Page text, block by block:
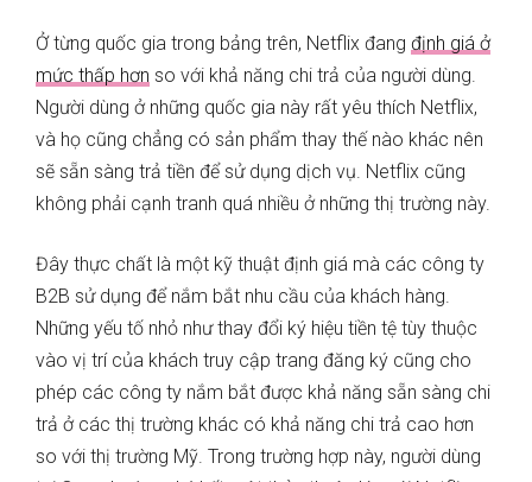
Ở từng quốc gia trong bảng trên, Netflix đang định giá ở
mức thấp hơn so với khả năng chi trả của người dùng.
Người dùng ở những quốc gia này rất yêu thích Netflix,
và họ cũng chẳng có sản phẩm thay thế nào khác nên
sẽ sẵn sàng trả tiền để sử dụng dịch vụ. Netflix cũng
không phải cạnh tranh quá nhiều ở những thị trường này.
Đây thực chất là một kỹ thuật định giá mà các công ty
B2B sử dụng để nắm bắt nhu cầu của khách hàng.
Những yếu tố nhỏ như thay đổi ký hiệu tiền tệ tùy thuộc
vào vị trí của khách truy cập trang đăng ký cũng cho
phép các công ty nắm bắt được khả năng sẵn sàng chi
trả ở các thị trường khác có khả năng chi trả cao hơn
so với thị trường Mỹ. Trong trường hợp này, người dùng